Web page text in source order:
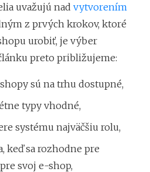
uvažujú nad vytvorením
z prvých krokov, ktoré
urobiť, je výber
preto približujeme:
sú na trhu dostupné,
typy vhodné,
systému najväčšiu rolu,
keď sa rozhodne pre
svoj e-shop,